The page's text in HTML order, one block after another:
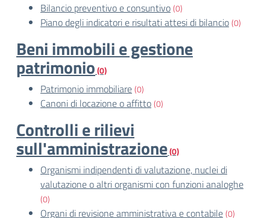
Bilancio preventivo e consuntivo(0)
Piano degli indicatori e risultati attesi di bilancio(0)
Beni immobili e gestione
patrimonio(0)
Patrimonio immobiliare(0)
Canoni di locazione o affitto(0)
Controlli e rilievi
sull'amministrazione(0)
Organismi indipendenti di valutazione, nuclei di
valutazione o altri organismi con funzioni analoghe
(0)
Organi di revisione amministrativa e contabile(0)